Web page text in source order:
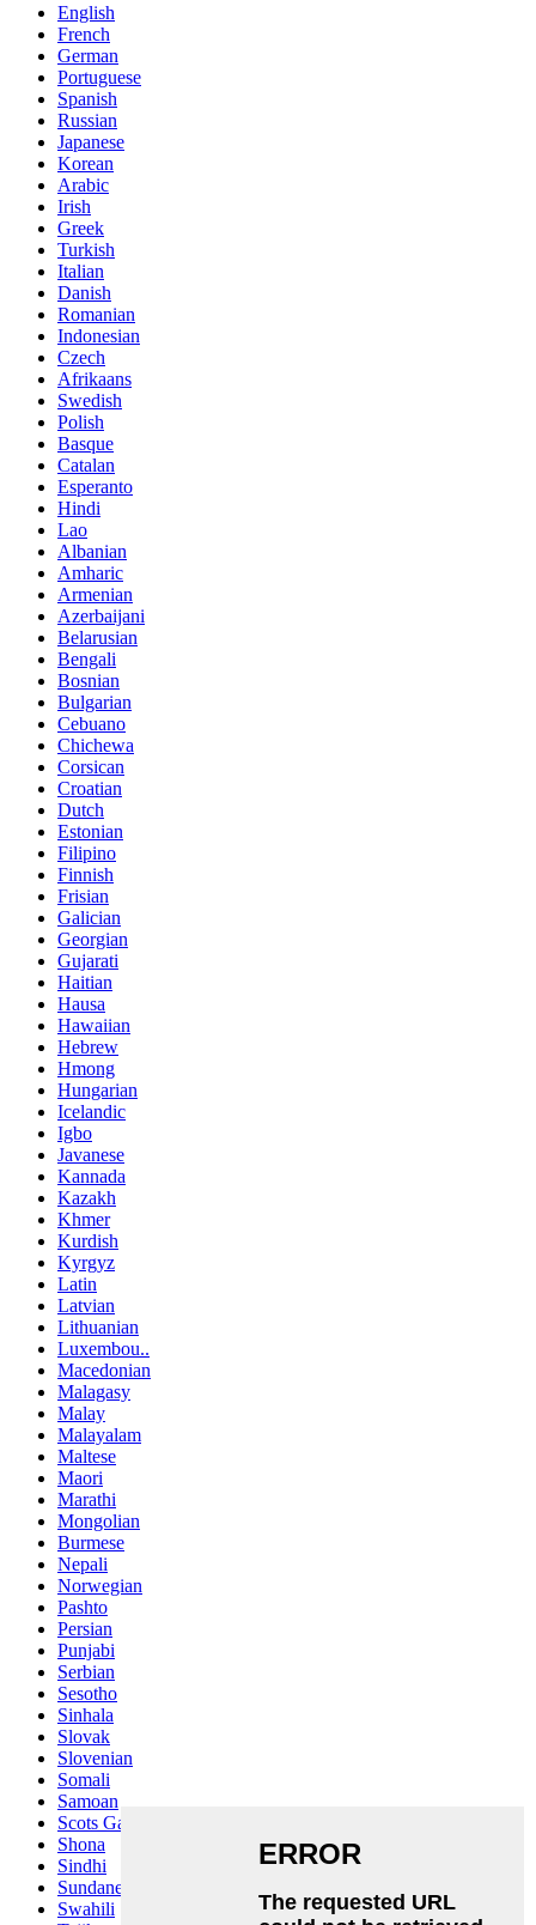
English
French
German
Portuguese
Spanish
Russian
Japanese
Korean
Arabic
Irish
Greek
Turkish
Italian
Danish
Romanian
Indonesian
Czech
Afrikaans
Swedish
Polish
Basque
Catalan
Esperanto
Hindi
Lao
Albanian
Amharic
Armenian
Azerbaijani
Belarusian
Bengali
Bosnian
Bulgarian
Cebuano
Chichewa
Corsican
Croatian
Dutch
Estonian
Filipino
Finnish
Frisian
Galician
Georgian
Gujarati
Haitian
Hausa
Hawaiian
Hebrew
Hmong
Hungarian
Icelandic
Igbo
Javanese
Kannada
Kazakh
Khmer
Kurdish
Kyrgyz
Latin
Latvian
Lithuanian
Luxembou..
Macedonian
Malagasy
Malay
Malayalam
Maltese
Maori
Marathi
Mongolian
Burmese
Nepali
Norwegian
Pashto
Persian
Punjabi
Serbian
Sesotho
Sinhala
Slovak
Slovenian
Somali
Samoan
Scots Gaelic
Shona
Sindhi
Sundanese
Swahili